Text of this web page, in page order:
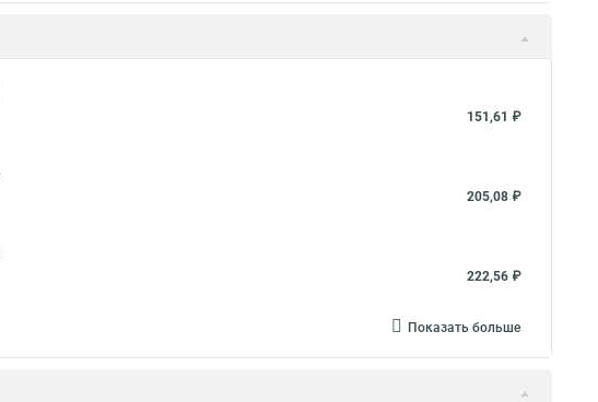
151,61 ₽
205,08 ₽
222,56 ₽
Показать больше